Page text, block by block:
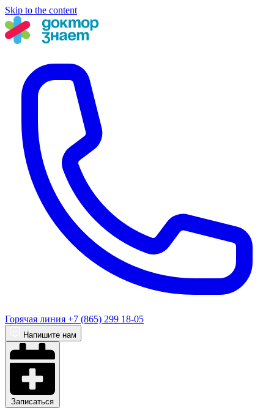
Skip to the content
Горячая линия +7 (865) 299 18-05
Напишите нам
Записаться